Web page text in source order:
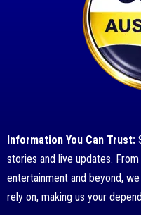
Information You Can Trust:
stories and live updates.
entertainment and beyond,
rely on, making us your